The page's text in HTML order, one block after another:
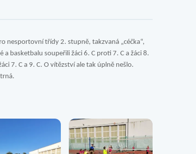
nesportovní třídy 2. stupně, takzvaná „céčka“,
basketbalu soupeřili žáci 6. C proti 7. C a žáci 8.
7. C a 9. C. O vítězství ale tak úplně nešlo.